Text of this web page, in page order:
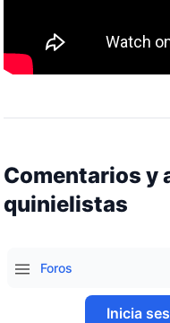
Comentarios y
quinielistas
Foros
Inicia